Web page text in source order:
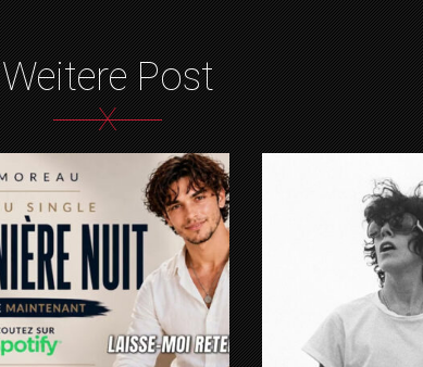
Weitere Post
X